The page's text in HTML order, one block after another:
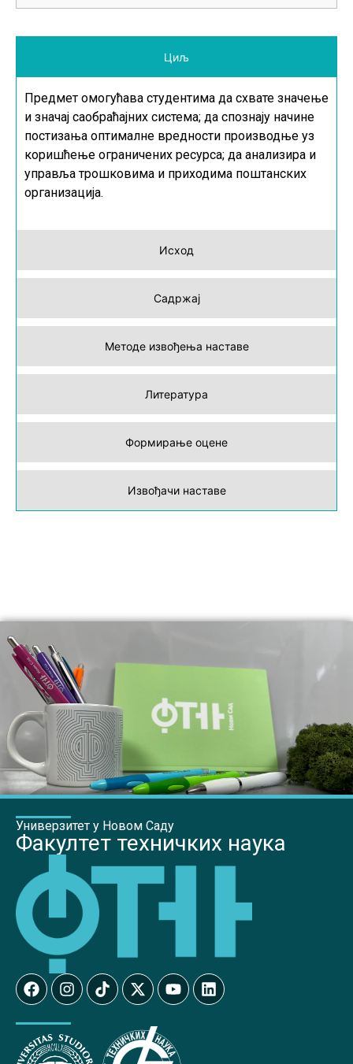
Циљ
Исход
Садржај
Методе извођења наставе
Литература
Формирање оцене
Извођачи наставе
Предмет омогућава студентима да схвате значење
и значај саобраћајних система; да спознају начине
постизања оптималне вредности производње уз
коришћење ограничених ресурса; да анализира и
управља трошковима и приходима поштанских
организација.
Универзитет у Новом Саду
Факултет техничких наука